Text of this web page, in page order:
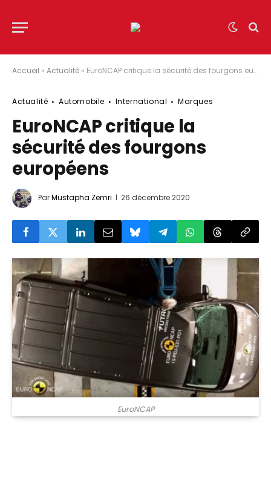
Accueil » Actualité » EuroNCAP critique la sécurité des fourgons européens
Actualité Automobile International Marques
EuroNCAP critique la
sécurité des fourgons
européens
ParMustapha Zemri 26 décembre 2020
EuroNCAP